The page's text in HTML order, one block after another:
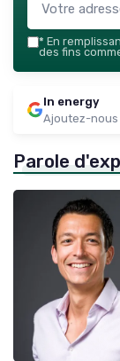
* En
des fins
In energy
Ajoutez-nous
Parole